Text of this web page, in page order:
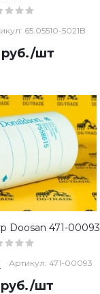
65.05510-5021B
руб./шт
Doosan 471-00093
Артикул: 471-00093
руб./шт